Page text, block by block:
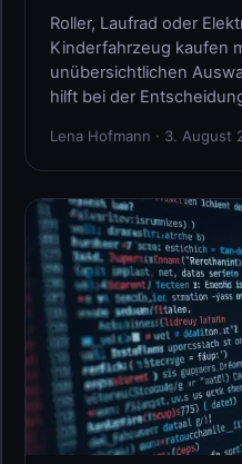
Roller, Laufrad oder
Kinderfahrzeug kaufen
unübersichtlichen
hilft bei der
Lena Hofmann · 3. August